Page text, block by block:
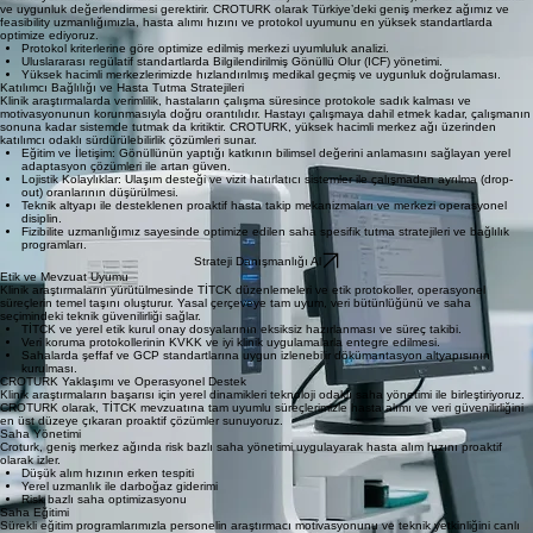
Güvenli veri yönetimi ve arşivleme olanakları.
Adım Adım Hasta Tarama Süreci
Potansiyel katılımcıların tanımlanmasından kesin seçimine kadar olan süreç, titiz bir tıbbi tarama
ve uygunluk değerlendirmesi gerektirir. CROTURK olarak Türkiye’deki geniş merkez ağımız ve
feasibility uzmanlığımızla, hasta alımı hızını ve protokol uyumunu en yüksek standartlarda
optimize ediyoruz.
Protokol kriterlerine göre optimize edilmiş merkezi uyumluluk analizi.
Uluslararası regülatif standartlarda Bilgilendirilmiş Gönüllü Olur (ICF) yönetimi.
Yüksek hacimli merkezlerimizde hızlandırılmış medikal geçmiş ve uygunluk doğrulaması.
Katılımcı Bağlılığı ve Hasta Tutma Stratejileri
Klinik araştırmalarda verimlilik, hastaların çalışma süresince protokole sadık kalması ve
motivasyonunun korunmasıyla doğru orantılıdır. Hastayı çalışmaya dahil etmek kadar, çalışmanın
sonuna kadar sistemde tutmak da kritiktir. CROTURK, yüksek hacimli merkez ağı üzerinden
katılımcı odaklı sürdürülebilirlik çözümleri sunar.
Eğitim ve İletişim: Gönüllünün yaptığı katkının bilimsel değerini anlamasını sağlayan yerel
adaptasyon çözümleri ile artan güven.
Lojistik Kolaylıklar: Ulaşım desteği ve vizit hatırlatıcı sistemler ile çalışmadan ayrılma (drop-
out) oranlarının düşürülmesi.
Teknik altyapı ile desteklenen proaktif hasta takip mekanizmaları ve merkezi operasyonel
Fizibilite uzmanlığımız sayesinde optimize edilen saha spesifik tutma stratejileri ve bağlılık
programları.
Strateji Danışmanlığı Al
Etik ve Mevzuat Uyumu
Klinik araştırmaların yürütülmesinde TİTCK düzenlemeleri ve etik protokoller, operasyonel
süreçlerin temel taşını oluşturur. Yasal çerçeveye tam uyum, veri bütünlüğünü ve saha
seçimindeki teknik güvenilirliği sağlar.
TİTCK ve yerel etik kurul onay dosyalarının eksiksiz hazırlanması ve süreç takibi.
Veri koruma protokollerinin KVKK ve iyi klinik uygulamalarla entegre edilmesi.
Sahalarda şeffaf ve GCP standartlarına uygun izlenebilir dökümantasyon altyapısının
kurulması.
CROTURK Yaklaşımı ve Operasyonel Destek
Klinik araştırmaların başarısı için yerel dinamikleri teknoloji odaklı saha yönetimi ile birleştiriyoruz.
CROTURK olarak, TİTCK mevzuatına tam uyumlu süreçlerimizle hasta alımı ve veri güvenilirliğini
en üst düzeye çıkaran proaktif çözümler sunuyoruz.
Saha Yönetimi
Croturk, geniş merkez ağında risk bazlı saha yönetimi uygulayarak hasta alım hızını proaktif
olarak izler.
Düşük alım hızının erken tespiti
Yerel uzmanlık ile darboğaz giderimi